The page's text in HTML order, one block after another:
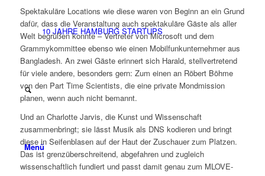
10 JAHRE HAMBURG STARTUPS
Menü
Spektakuläre Locations wie diese waren von Beginn an ein Grund
dafür, dass die Veranstaltung auch spektakuläre Gäste als aller
Welt begrüßen konnte – Vertreter von Microsoft und dem
Grammykommittee ebenso wie einen Mobilfunkunternehmer aus
Bangladesh. An zwei Gäste erinnert sich Harald, stellvertretend
für viele andere, besonders gern: Zum einen an Röbert Böhme
von den Part Time Scientists, die eine private Mondmission
planen, wenn auch nicht bemannt.
Und an Charlotte Jarvis, die Kunst und Wissenschaft
zusammenbringt; sie lässt Musik als DNS kodieren und bringt
diese in Seifenblasen auf der Haut der Zuschauer zum Platzen.
Das ist grenzüberschreitend, abgefahren und zugleich
wissenschaftlich fundiert und passt damit genau zum MLOVE-